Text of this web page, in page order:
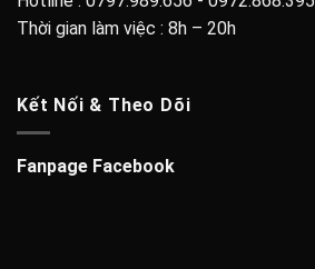
Thời gian làm việc : 8h – 20h
Kết Nối & Theo Dõi
Fanpage Facebook